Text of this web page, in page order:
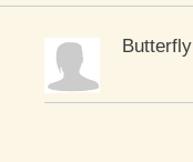
Butterfly